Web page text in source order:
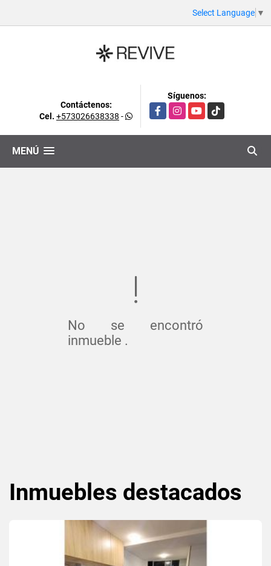
Select Language ▼
Contáctenos:
Cel. +573026638338 -
Síguenos:
FacebookInstagramYouTubeTikTok
MENÚ
No se encontró
inmueble .
Inmuebles destacados